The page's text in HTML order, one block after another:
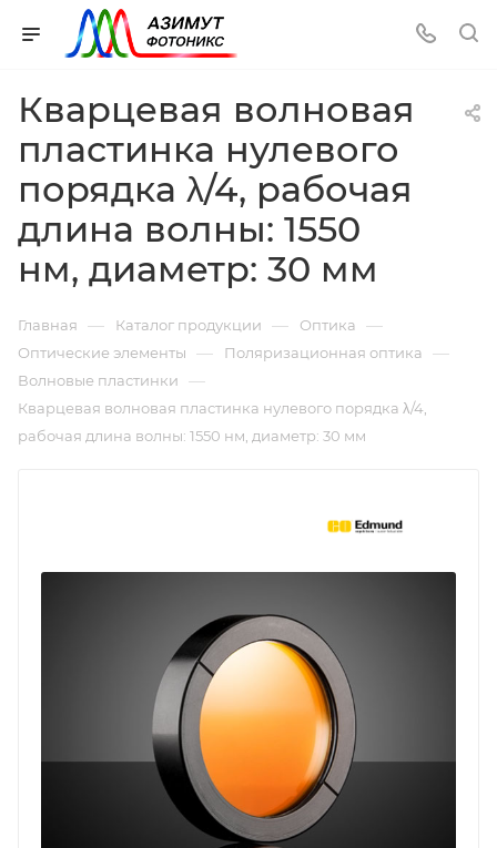
Кварцевая волновая
пластинка нулевого
порядка λ/4, рабочая
длина волны: 1550
нм, диаметр: 30 мм
Главная — Каталог продукции — Оптика —
Оптические элементы — Поляризационная оптика —
Волновые пластинки —
Кварцевая волновая пластинка нулевого порядка λ/4,
рабочая длина волны: 1550 нм, диаметр: 30 мм